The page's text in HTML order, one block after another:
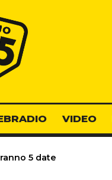
105
VIDEO
5 date